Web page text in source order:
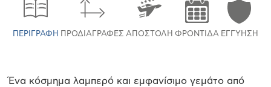
ΠΕΡΙΓΡΑΦΉ ΠΡΟΔΙΑΓΡΑΦΈΣ ΑΠΟΣΤΟΛΉ ΦΡΟΝΤΊΔΑ ΕΓΓΎΗΣΗ
Ένα κόσμημα λαμπερό και εμφανίσιμο γεμάτο από